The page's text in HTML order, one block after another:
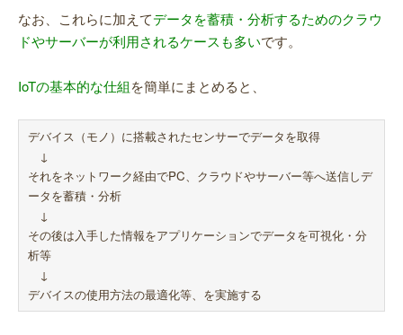
なお、これらに加えてデータを蓄積・分析するためのクラウ
ドやサーバーが利用されるケースも多いです。
IoTの基本的な仕組を簡単にまとめると、
デバイス（モノ）に搭載されたセンサーでデータを取得
↓
それをネットワーク経由でPC、クラウドやサーバー等へ送信しデ
ータを蓄積・分析
↓
その後は入手した情報をアプリケーションでデータを可視化・分
析等
↓
デバイスの使用方法の最適化等、を実施する